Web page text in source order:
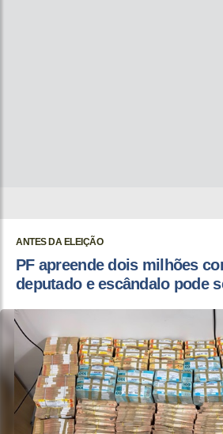
ANTES DA ELEIÇÃO
PF apreende dois milhões
deputado e escândalo pode